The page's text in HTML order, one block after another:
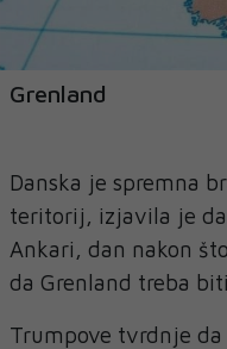
Grenland
Danska je spremna
teritorij, izjavila je
Ankari, dan nakon
da Grenland treba
Trumpove tvrdnje